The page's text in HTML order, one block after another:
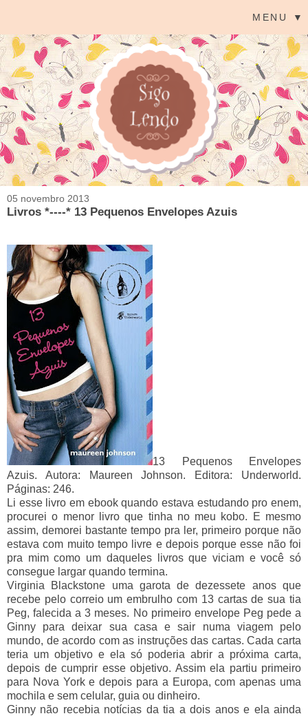
MENU ▼
05 novembro 2013
Livros *----* 13 Pequenos Envelopes Azuis
13 Pequenos Envelopes
Azuis. Autora: Maureen Johnson. Editora: Underworld.
Páginas: 246.
Li esse livro em ebook quando estava estudando pro enem,
procurei o menor livro que tinha no meu kobo. E mesmo
assim, demorei bastante tempo pra ler, primeiro porque não
estava com muito tempo livre e depois porque esse não foi
pra mim como um daqueles livros que viciam e você só
consegue largar quando termina.
Virginia Blackstone uma garota de dezessete anos que
recebe pelo correio um embrulho com 13 cartas de sua tia
Peg, falecida a 3 meses. No primeiro envelope Peg pede a
Ginny para deixar sua casa e sair numa viagem pelo
mundo, de acordo com as instruções das cartas. Cada carta
teria um objetivo e ela só poderia abrir a próxima carta,
depois de cumprir esse objetivo. Assim ela partiu primeiro
para Nova York e depois para a Europa, com apenas uma
mochila e sem celular, guia ou dinheiro.
Ginny não recebia notícias da tia a dois anos e ela ainda